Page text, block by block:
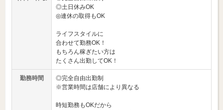
◎土日休みOK
◎連休の取得もOK
ライフスタイルに
合わせて勤務OK！
もちろん稼ぎたい方は
たくさん出勤してOK！
勤務時間
◎完全自由出勤制
※営業時間は店舗により異なる
時短勤務もOKだから